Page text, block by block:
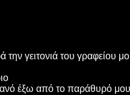
την γειτονιά του γραφείου
έξω από το παράθυρό μου